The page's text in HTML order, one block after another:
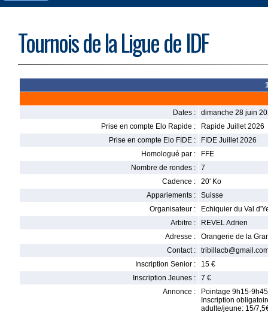
Tournois de la Ligue de IDF
Dates :
dimanche 28 juin
Prise en compte Elo Rapide :
Rapide Juillet 2026
Prise en compte Elo FIDE :
FIDE Juillet 2026
Homologué par :
FFE
Nombre de rondes :
7
Cadence :
20' Ko
Appariements :
Suisse
Organisateur :
Echiquier du Val
Arbitre :
REVEL Adrien
Adresse :
Orangerie de la
Contact :
Inscription Senior :
15 €
Inscription Jeunes :
7 €
Annonce :
Pointage 9h15-
Inscription
adulte/jeune: 15/